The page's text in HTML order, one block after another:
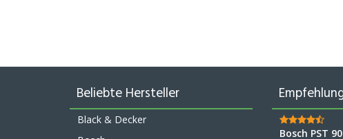
Beliebte Hersteller
Black & Decker
Bosch PST